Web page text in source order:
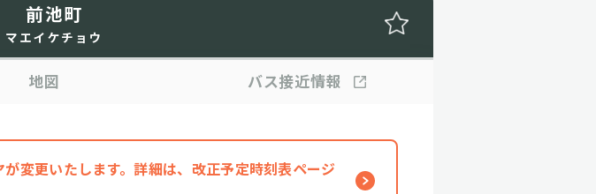
前池町
マエイケチョウ
地図 バス接近情報
変更いたします。詳細は、改正予定時刻表ページ